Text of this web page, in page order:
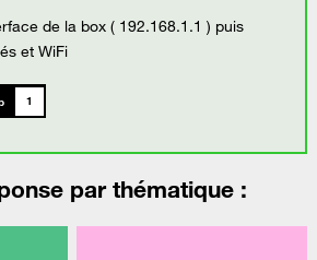
de la box ( 192.168.1.1 ) puis
et WiFi
1
par thématique :